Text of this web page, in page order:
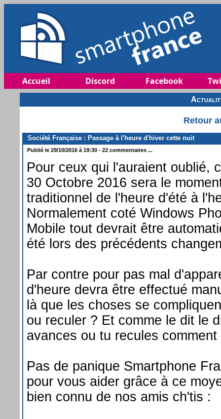
Accueil Discord Facebook
Retour
Société Française : Passage à l'heure d'hiver cette nuit
Publié le 29/10/2016 à 19:30 - 22 commentaires ...
Pour ceux qui l'auraient oublié,
30 Octobre 2016 sera le
traditionnel de l'heure d'été à
Normalement coté Windows
Mobile tout devrait être
été lors des précédents
Par contre pour pas mal
d'heure devra être effectué
là que les choses se
ou reculer ? Et comme le dit le
avances ou tu recules
Pas de panique Smartphone
pour vous aider grâce à ce
bien connu de nos amis ch'tis :